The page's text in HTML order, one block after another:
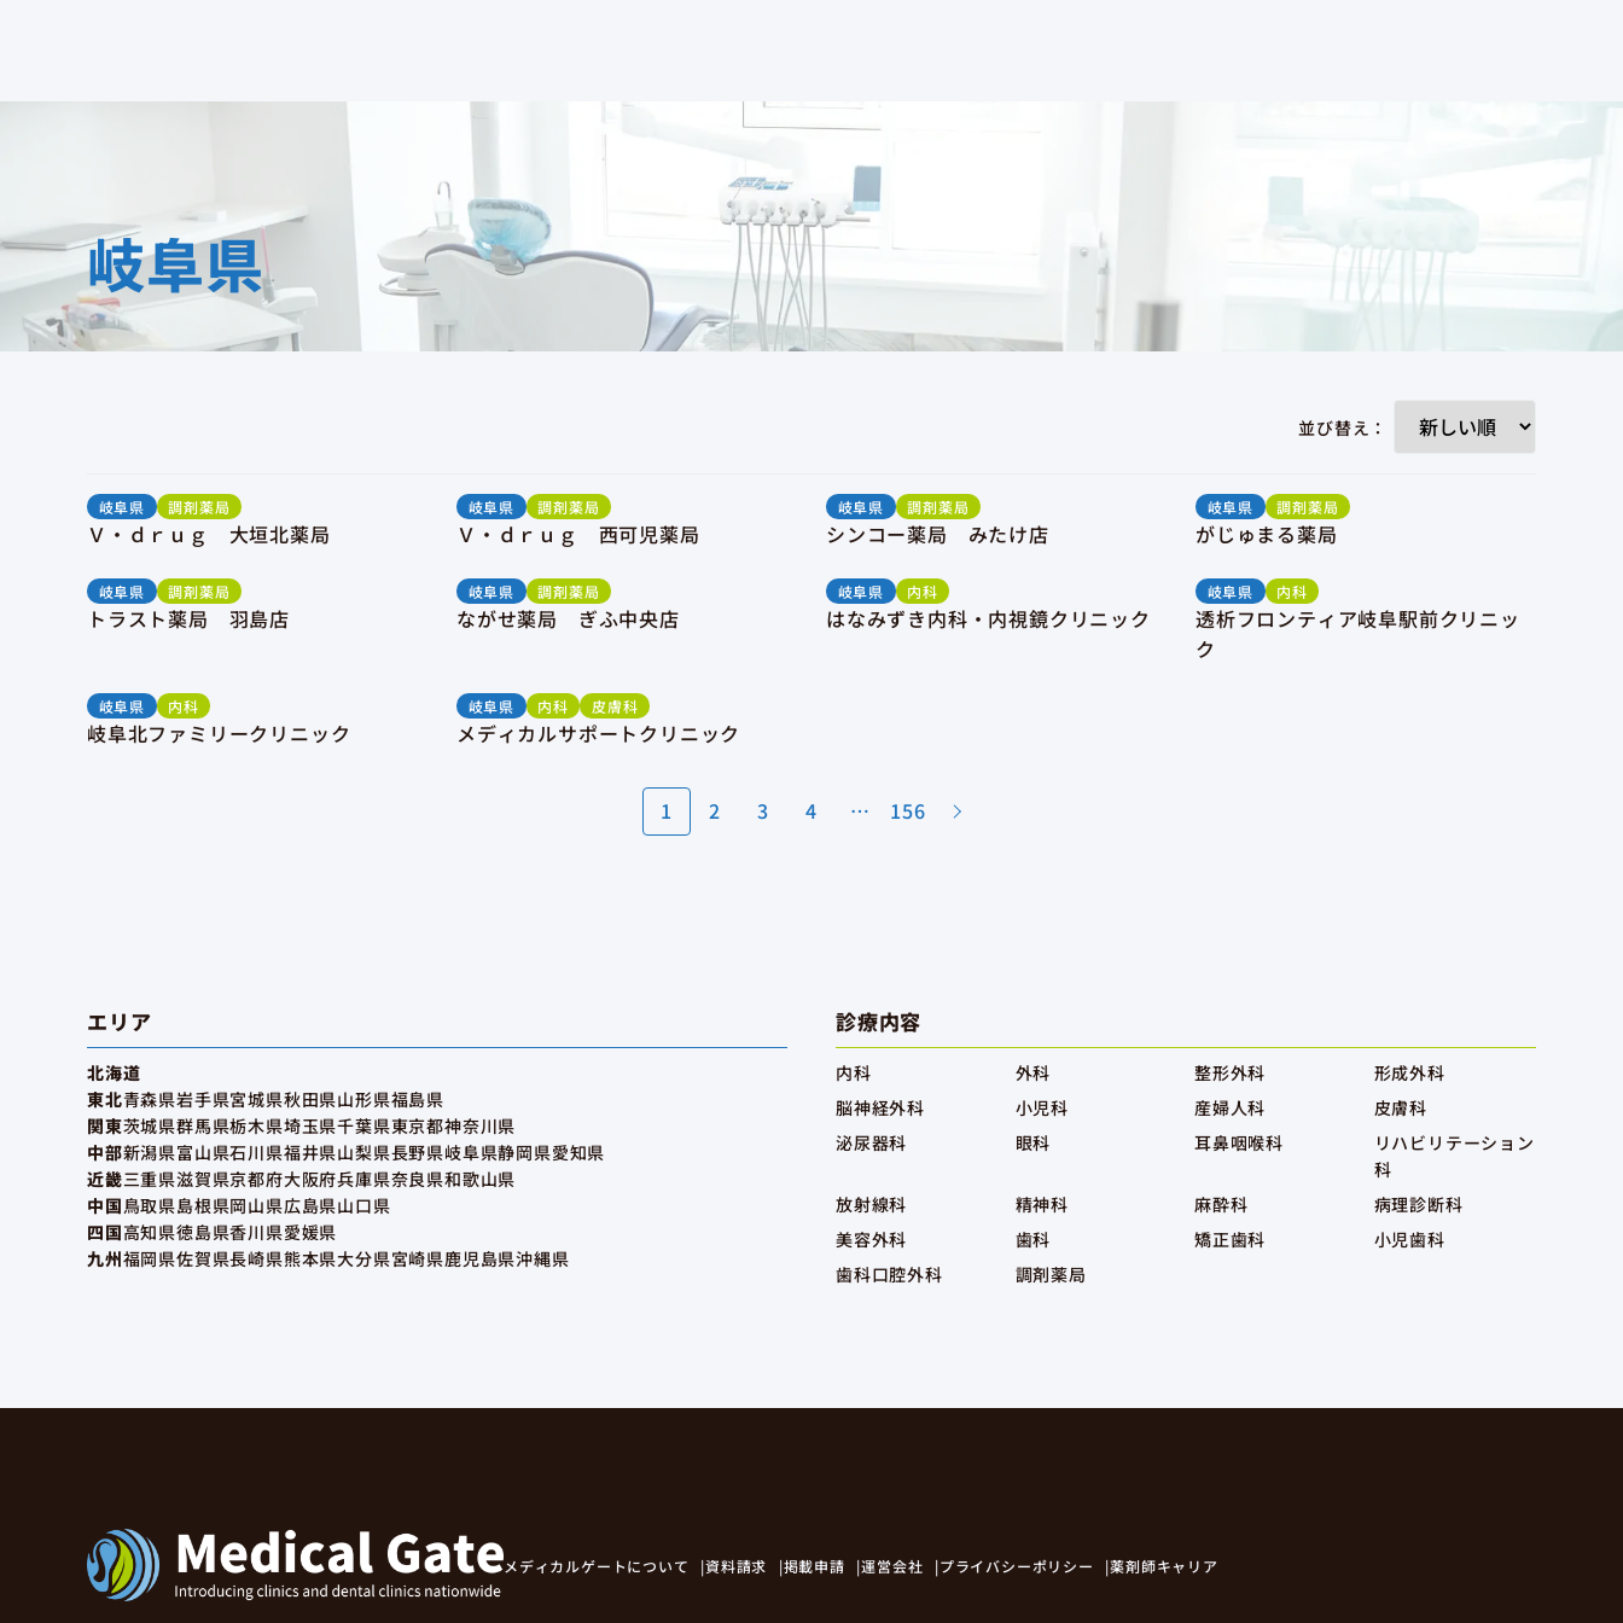
岐阜県
並び替え：
岐阜県 調剤薬局
Ｖ・ｄｒｕｇ 大垣北薬局
岐阜県 調剤薬局
Ｖ・ｄｒｕｇ 西可児薬局
岐阜県 調剤薬局
シンコー薬局 みたけ店
岐阜県 調剤薬局
がじゅまる薬局
岐阜県 調剤薬局
トラスト薬局 羽島店
岐阜県 調剤薬局
ながせ薬局 ぎふ中央店
岐阜県 内科
はなみずき内科・内視鏡クリニック
岐阜県 内科
透析フロンティア岐阜駅前クリニッ
ク
岐阜県 内科
岐阜北ファミリークリニック
岐阜県 内科 皮膚科
メディカルサポートクリニック
1 2 3 4 … 156
エリア
北海道
東北青森県岩手県宮城県秋田県山形県福島県
関東茨城県群馬県栃木県埼玉県千葉県東京都神奈川県
中部新潟県富山県石川県福井県山梨県長野県岐阜県静岡県愛知県
近畿三重県滋賀県京都府大阪府兵庫県奈良県和歌山県
中国鳥取県島根県岡山県広島県山口県
四国高知県徳島県香川県愛媛県
九州福岡県佐賀県長崎県熊本県大分県宮崎県鹿児島県沖縄県
診療内容
内科 外科 整形外科
形成外科
脳神経外科
小児科 産婦人科
皮膚科
泌尿器科
眼科 耳鼻咽喉科
リハビリテーション
科
放射線科
精神科 麻酔科
病理診断科
美容外科
歯科 矯正歯科
小児歯科
歯科口腔外科
調剤薬局
メディカルゲートについて 資料請求 掲載申請 運営会社 プライバシーポリシー 薬剤師キャリア